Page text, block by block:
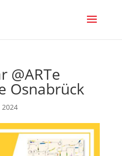
@ARTe
Osnabrück
2024